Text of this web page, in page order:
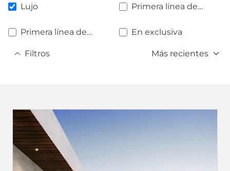
Lujo
Primera línea de
Primera línea de
En exclusiva
Filtros Más recientes